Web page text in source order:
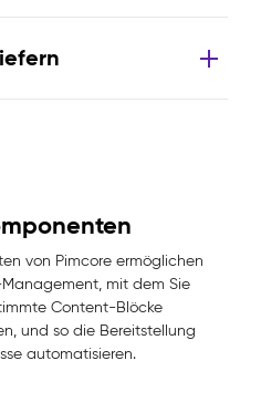
von Pimcore ermöglichen
mit dem Sie
Content-Blöcke
und so die Bereitstellung
automatisieren.